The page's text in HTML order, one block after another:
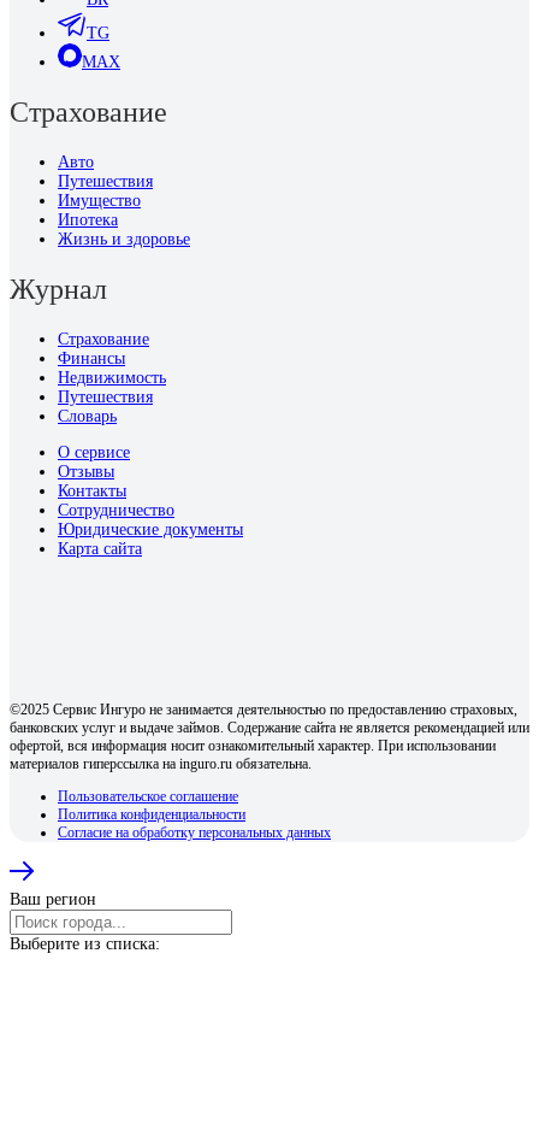
TG
MAX
Страхование
Авто
Путешествия
Имущество
Ипотека
Жизнь и здоровье
Журнал
Страхование
Финансы
Недвижимость
Путешествия
Словарь
О сервисе
Отзывы
Контакты
Сотрудничество
Юридические документы
Карта сайта
©2025 Сервис Ингуро не занимается деятельностью по предоставлению страховых,
банковских услуг и выдаче займов. Содержание сайта не является рекомендацией или
офертой, вся информация носит ознакомительный характер. При использовании
материалов гиперссылка на inguro.ru обязательна.
Пользовательское соглашение
Политика конфиденциальности
Согласие на обработку персональных данных
Ваш регион
Выберите из списка: